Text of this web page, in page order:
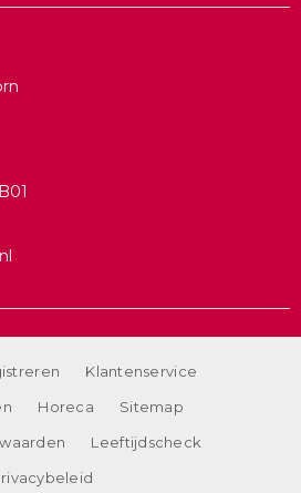
Klantenservice
Horeca
Sitemap
Leeftijdscheck